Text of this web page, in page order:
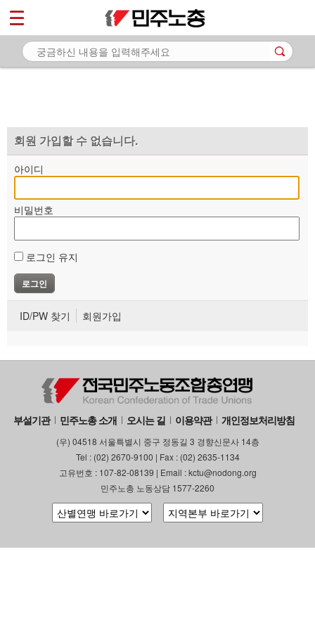
회원 가입할 수 없습니다.
아이디
비밀번호
로그인 유지
ID/PW 찾기 회원가입
부설기관 민주노총 소개 오시는 길 이용약관 개인정보처리방침
(우) 04518 서울특별시 중구 정동길 3 경향신문사 14층
Tel : (02) 2670-9100 | Fax : (02) 2635-1134
고유번호 : 107-82-08139 | Email : kctu@nodong.org
민주노총 노동상담 1577-2260
마이페이지
소개
자료
부설기관